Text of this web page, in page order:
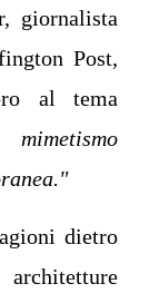
giornalista
Post,
al tema
dietro